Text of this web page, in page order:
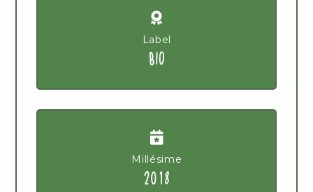
Label
BIO
Millésime
2018